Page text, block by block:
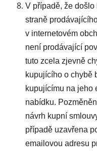
V případě, že
straně
v internetovém
není prodávající
tuto zcela zjevně
kupujícího o chybě
kupujícímu na jeho
nabídku.
návrh kupní
případě uzavřena
emailovou adresu